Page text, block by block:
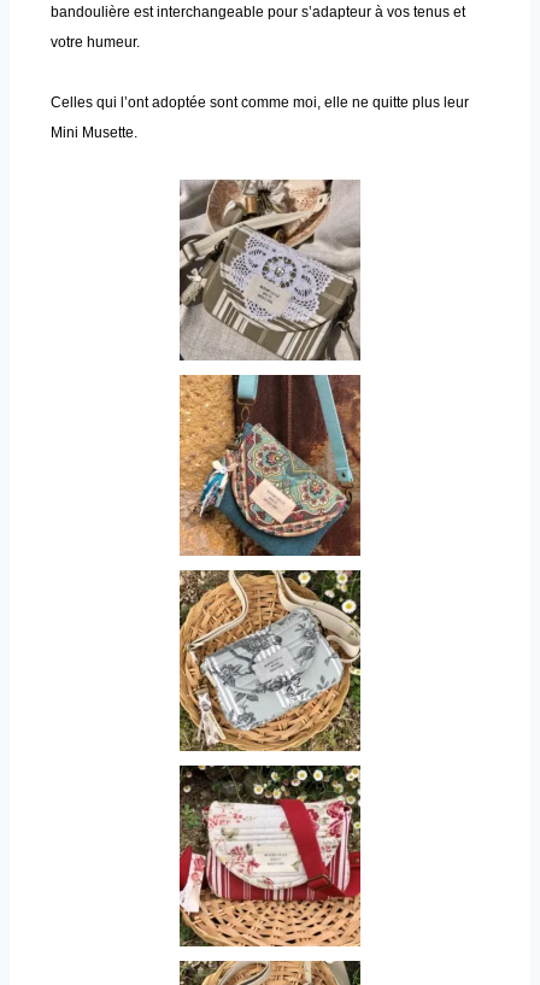
bandoulière est interchangeable pour s’adapteur à vos tenus et
votre humeur.
Celles qui l’ont adoptée sont comme moi, elle ne quitte plus leur
Mini Musette.